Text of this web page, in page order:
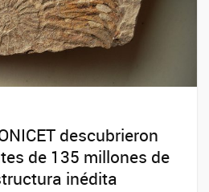
descubrieron
de 135 millones de
inédita